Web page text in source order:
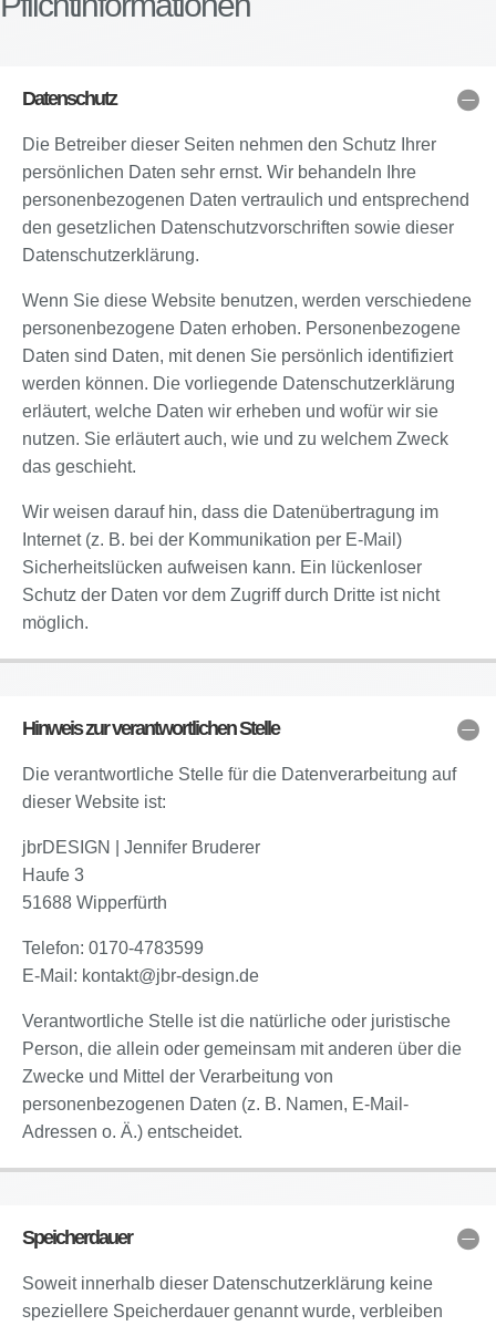
Datenschutz
Die Betreiber dieser Seiten nehmen den Schutz Ihrer
persönlichen Daten sehr ernst. Wir behandeln Ihre
personenbezogenen Daten vertraulich und entsprechend
den gesetzlichen Datenschutzvorschriften sowie dieser
Datenschutzerklärung.
Wenn Sie diese Website benutzen, werden verschiedene
personenbezogene Daten erhoben. Personenbezogene
Daten sind Daten, mit denen Sie persönlich identifiziert
werden können. Die vorliegende Datenschutzerklärung
erläutert, welche Daten wir erheben und wofür wir sie
nutzen. Sie erläutert auch, wie und zu welchem Zweck
das geschieht.
Wir weisen darauf hin, dass die Datenübertragung im
Internet (z. B. bei der Kommunikation per E-Mail)
Sicherheitslücken aufweisen kann. Ein lückenloser
Schutz der Daten vor dem Zugriff durch Dritte ist nicht
möglich.
Hinweis zur verantwortlichen Stelle
Die verantwortliche Stelle für die Datenverarbeitung auf
dieser Website ist:
jbrDESIGN | Jennifer Bruderer
Haufe 3
51688 Wipperfürth
Telefon: 0170-4783599
E-Mail: kontakt@jbr-design.de
Verantwortliche Stelle ist die natürliche oder juristische
Person, die allein oder gemeinsam mit anderen über die
Zwecke und Mittel der Verarbeitung von
personenbezogenen Daten (z. B. Namen, E-Mail-
Adressen o. Ä.) entscheidet.
Speicherdauer
Soweit innerhalb dieser Datenschutzerklärung keine
speziellere Speicherdauer genannt wurde, verbleiben